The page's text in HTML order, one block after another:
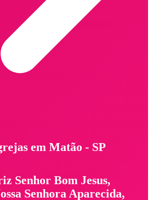
em Matão - SP
Senhor Bom Jesus,
Senhora Aparecida,